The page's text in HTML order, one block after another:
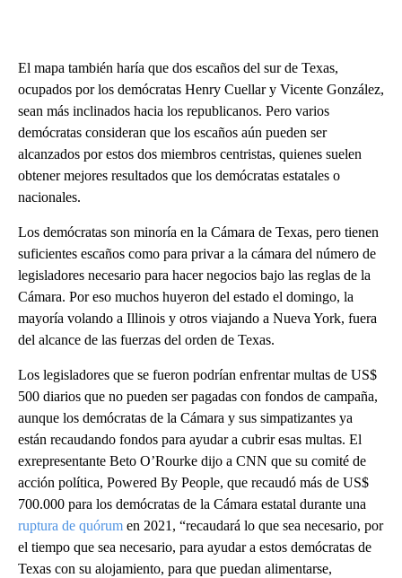
El mapa también haría que dos escaños del sur de Texas,
ocupados por los demócratas Henry Cuellar y Vicente González,
sean más inclinados hacia los republicanos. Pero varios
demócratas consideran que los escaños aún pueden ser
alcanzados por estos dos miembros centristas, quienes suelen
obtener mejores resultados que los demócratas estatales o
nacionales.
Los demócratas son minoría en la Cámara de Texas, pero tienen
suficientes escaños como para privar a la cámara del número de
legisladores necesario para hacer negocios bajo las reglas de la
Cámara. Por eso muchos huyeron del estado el domingo, la
mayoría volando a Illinois y otros viajando a Nueva York, fuera
del alcance de las fuerzas del orden de Texas.
Los legisladores que se fueron podrían enfrentar multas de US$
500 diarios que no pueden ser pagadas con fondos de campaña,
aunque los demócratas de la Cámara y sus simpatizantes ya
están recaudando fondos para ayudar a cubrir esas multas. El
exrepresentante Beto O’Rourke dijo a CNN que su comité de
acción política, Powered By People, que recaudó más de US$
700.000 para los demócratas de la Cámara estatal durante una
ruptura de quórum en 2021, “recaudará lo que sea necesario, por
el tiempo que sea necesario, para ayudar a estos demócratas de
Texas con su alojamiento, para que puedan alimentarse,